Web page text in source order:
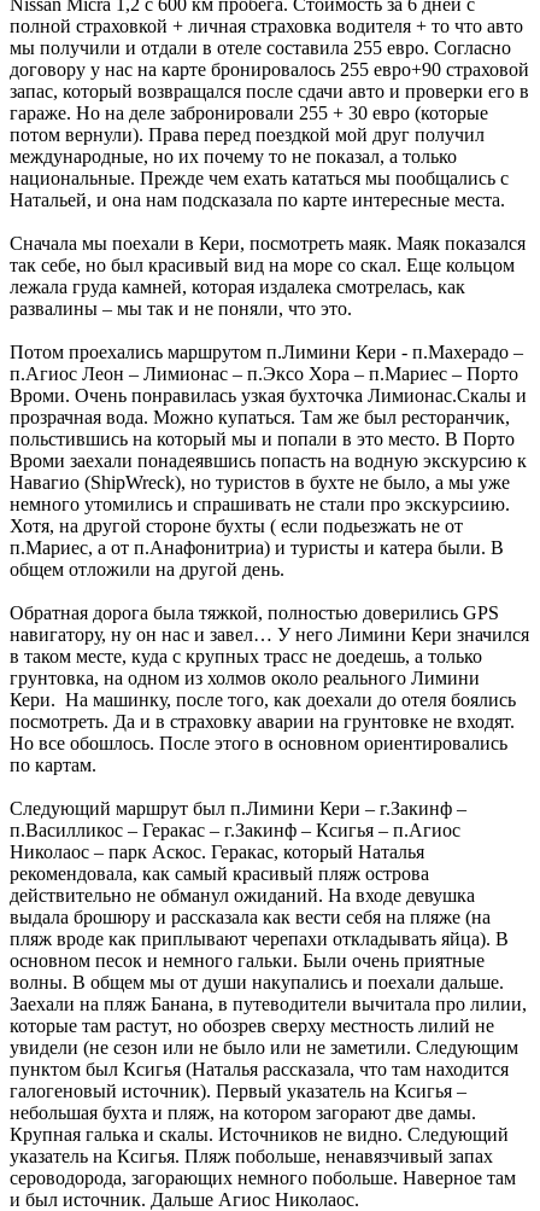
полной страховкой + личная страховка водителя + то что авто
мы получили и отдали в отеле составила 255 евро. Согласно
договору у нас на карте бронировалось 255 евро+90 страховой
запас, который возвращался после сдачи авто и проверки его в
гараже. Но на деле забронировали 255 + 30 евро (которые
потом вернули). Права перед поездкой мой друг получил
международные, но их почему то не показал, а только
национальные. Прежде чем ехать кататься мы пообщались с
Натальей, и она нам подсказала по карте интересные места.
Сначала мы поехали в Кери, посмотреть маяк. Маяк показался
так себе, но был красивый вид на море со скал. Еще кольцом
лежала груда камней, которая издалека смотрелась, как
развалины – мы так и не поняли, что это.
Потом проехались маршрутом п.Лимини Кери - п.Махерадо –
п.Агиос Леон – Лимионас – п.Эксо Хора – п.Мариес – Порто
Вроми. Очень понравилась узкая бухточка Лимионас.Скалы и
прозрачная вода. Можно купаться. Там же был ресторанчик,
польстившись на который мы и попали в это место. В Порто
Вроми заехали понадеявшись попасть на водную экскурсию к
Навагио (ShipWreck), но туристов в бухте не было, а мы уже
немного утомились и спрашивать не стали про экскурсиию.
Хотя, на другой стороне бухты ( если подьезжать не от
п.Мариес, а от п.Анафонитриа) и туристы и катера были. В
общем отложили на другой день.
Обратная дорога была тяжкой, полностью доверились GPS
навигатору, ну он нас и завел… У него Лимини Кери значился
в таком месте, куда с крупных трасс не доедешь, а только
грунтовка, на одном из холмов около реального Лимини
Кери. На машинку, после того, как доехали до отеля боялись
посмотреть. Да и в страховку аварии на грунтовке не входят.
Но все обошлось. После этого в основном ориентировались
по картам.
Следующий маршрут был п.Лимини Кери – г.Закинф –
п.Василликос – Геракас – г.Закинф – Ксигья – п.Агиос
Николаос – парк Аскос. Геракас, который Наталья
рекомендовала, как самый красивый пляж острова
действительно не обманул ожиданий. На входе девушка
выдала брошюру и рассказала как вести себя на пляже (на
пляж вроде как приплывают черепахи откладывать яйца). В
основном песок и немного гальки. Были очень приятные
волны. В общем мы от души накупались и поехали дальше.
Заехали на пляж Банана, в путеводители вычитала про лилии,
которые там растут, но обозрев сверху местность лилий не
увидели (не сезон или не было или не заметили. Следующим
пунктом был Ксигья (Наталья рассказала, что там находится
галогеновый источник). Первый указатель на Ксигья –
небольшая бухта и пляж, на котором загорают две дамы.
Крупная галька и скалы. Источников не видно. Следующий
указатель на Ксигья. Пляж побольше, ненавязчивый запах
сероводорода, загорающих немного побольше. Наверное там
и был источник. Дальше Агиос Николаос.